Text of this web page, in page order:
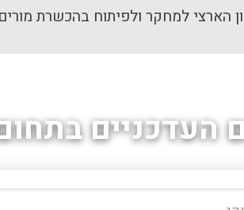
הארצי למחקר ולפיתוח בהכשרת מורים